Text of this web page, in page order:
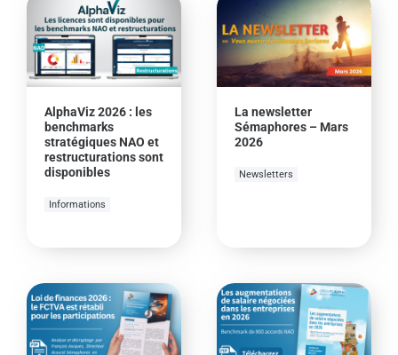
AlphaViz 2026 : les
benchmarks
stratégiques NAO et
restructurations sont
disponibles
Informations
La newsletter
Sémaphores – Mars
2026
Newsletters